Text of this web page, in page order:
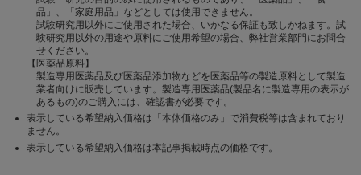
品」、「家庭用品」などとしては使用できません。
試験研究用以外にご使用された場合、いかなる保証も致しかねます。試
験研究用以外の用途や原料にご使用希望の場合、弊社営業部門にお問合
せください。
【医薬品原料】
製造専用医薬品及び医薬品添加物などを医薬品等の製造原料として製造
業者向けに販売しています。製造専用医薬品(製品名に製造専用の表示が
あるもの)のご購入には、確認書が必要です。
表示している希望納入価格は「本体価格のみ」で消費税等は含まれており
ません。
表示している希望納入価格は本記事掲載時点の価格です。